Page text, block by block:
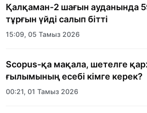
Қалқаман-2 шағын ауданында
тұрғын үйді салып бітті
15:09, 05 Тамыз 2026
Scopus-қа мақала, шетелге
ғылымының есебі кімге керек?
00:21, 01 Тамыз 2026